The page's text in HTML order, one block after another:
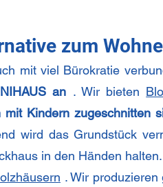
zum
mit viel Bürokratie
an . Wir bieten
Kindern zugeschnitten
wird das Grundstück
in den Händen halten.
. Wir